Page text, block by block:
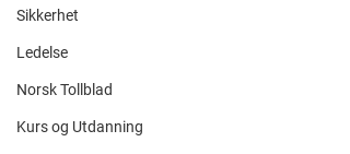
Sikkerhet
Ledelse
Norsk Tollblad
Kurs og Utdanning